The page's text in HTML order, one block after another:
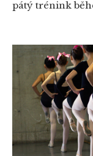
pátý trénink